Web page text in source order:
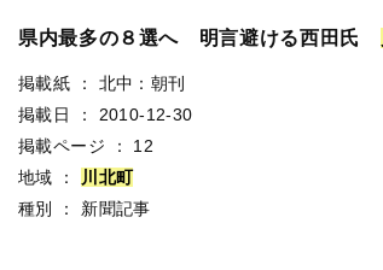
県内最多の８選へ 明言避ける西田氏
掲載紙 ：
北中：朝刊
掲載日
：
2010-12-30
掲載ページ
：
12
地域
： 川 北町
種別
： 新聞記事